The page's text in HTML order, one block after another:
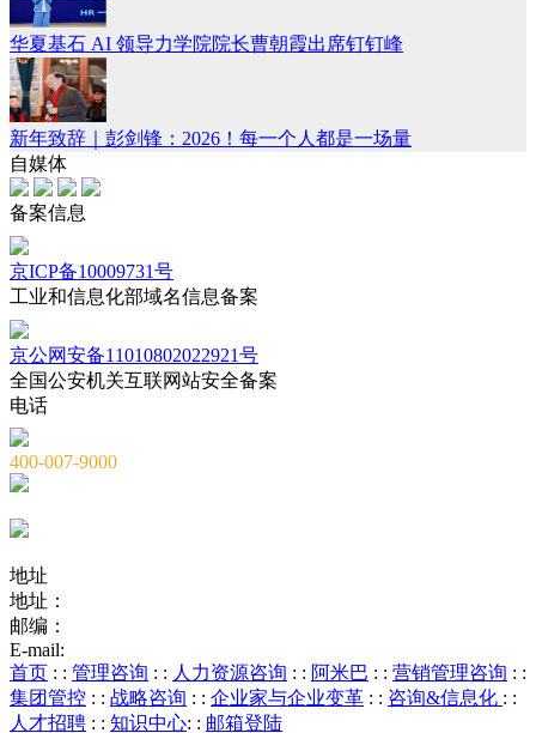
华夏基石 AI 领导力学院院长曹朝霞出席钉钉峰
新年致辞｜彭剑锋：2026！每一个人都是一场量
自媒体
备案信息
京ICP备10009731号
工业和信息化部域名信息备案
京公网安备11010802022921号
全国公安机关互联网站安全备案
电话
400-007-9000
地址
地址：
邮编：
E-mail:
首页 : : 管理咨询 : : 人力资源咨询 : : 阿米巴 : : 营销管理咨询 : :
集团管控 : : 战略咨询 : : 企业家与企业变革 : : 咨询&信息化 : :
人才招聘 : : 知识中心: : 邮箱登陆